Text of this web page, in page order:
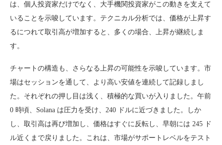
は、個人投資家だけでなく、大手機関投資家がこの動きを支えて
いることを示唆しています。テクニカル分析では、価格が上昇す
るにつれて取引高が増加すると、多くの場合、上昇が継続しま
す。
チャートの構造も、さらなる上昇の可能性を示唆しています。市
場はセッションを通して、より高い安値を連続して記録しまし
た。それぞれの押し目は浅く、積極的な買いが入りました。午前
0 時頃、Solana は圧力を受け、240 ドルに近づきました。しか
し、取引高は再び増加し、価格はすぐに反転し、早朝には 245 ド
ル近くまで戻りました。これは、市場がサポートレベルをテスト